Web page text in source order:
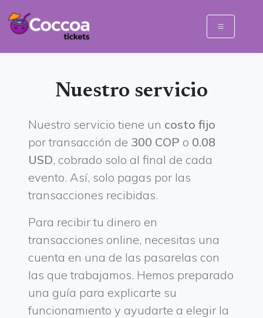
Nuestro servicio
Nuestro servicio tiene un costo fijo
por transacción de 300 COP o 0.08
USD, cobrado solo al final de cada
evento. Así, solo pagas por las
transacciones recibidas.
Para recibir tu dinero en
transacciones online, necesitas una
cuenta en una de las pasarelas con
las que trabajamos. Hemos preparado
una guía para explicarte su
funcionamiento y ayudarte a elegir la